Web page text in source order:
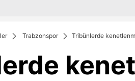
Trabzonspor Tribünlerde